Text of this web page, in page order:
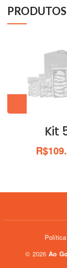
Kit
R$
© 2026 Ao